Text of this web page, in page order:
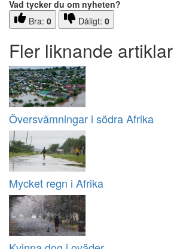
Vad tycker du om nyheten?
Bra: 0 Dåligt: 0
Fler liknande artiklar
Översvämningar i södra Afrika
Mycket regn i Afrika